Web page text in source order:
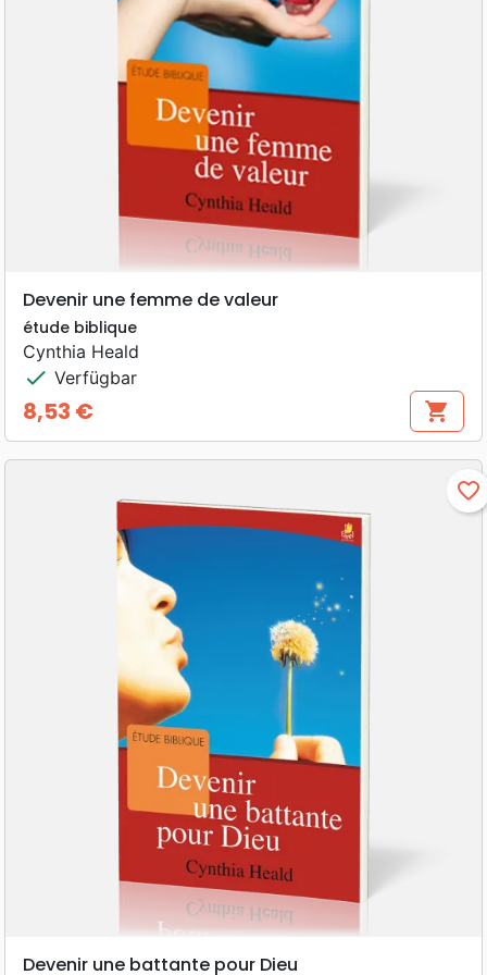
Devenir une femme de valeur
étude biblique
Cynthia Heald
check Verfügbar
Preis
8,53 € shopping_cart
favorite_border
Devenir une battante pour Dieu